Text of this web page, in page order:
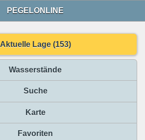
PEGELONLINE
Aktuelle Lage (153)
Wasserstände
Suche
Karte
Favoriten